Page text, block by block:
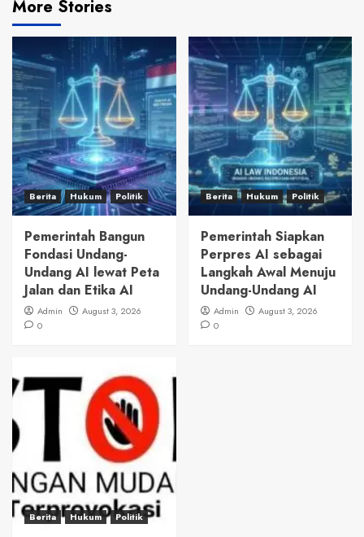
More Stories
Berita Hukum Politik
Pemerintah Bangun
Fondasi Undang-
Undang AI lewat Peta
Jalan dan Etika AI
Admin
August 3, 2026
0
Berita Hukum Politik
Pemerintah Siapkan
Perpres AI sebagai
Langkah Awal Menuju
Undang-Undang AI
Admin
August 3, 2026
0
Berita Hukum Politik